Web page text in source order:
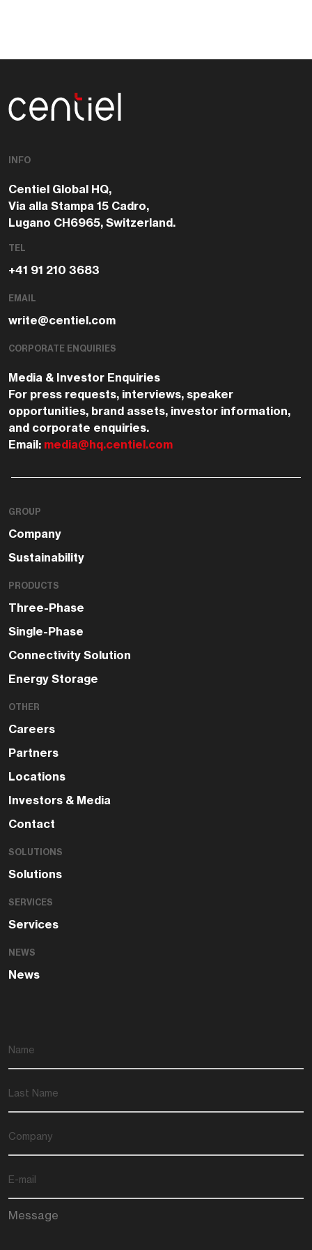
INFO
Centiel Global HQ,
Via alla Stampa 15 Cadro,
Lugano CH6965, Switzerland.
TEL
+41 91 210 3683
EMAIL
write@centiel.com
CORPORATE ENQUIRIES
Media & Investor Enquiries
For press requests, interviews, speaker
opportunities, brand assets, investor information,
and corporate enquiries.
Email: media@hq.centiel.com
GROUP
Company
Sustainability
PRODUCTS
Three-Phase
Single-Phase
Connectivity Solution
Energy Storage
OTHER
Careers
Partners
Locations
Investors & Media
Contact
SOLUTIONS
Solutions
SERVICES
Services
NEWS
News